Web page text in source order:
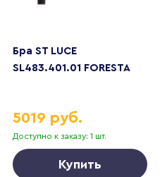
Бра ST LUCE
SL483.401.01 FORESTA
Доступно к заказу: 1 шт.
5019 руб.
Купить